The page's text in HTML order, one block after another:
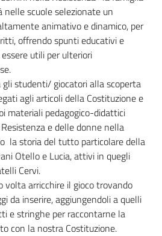
nelle scuole selezionate un
animativo e dinamico, per
offrendo spunti educativi e
utili per ulteriori
gli studenti/ giocatori alla scoperta
agli articoli della Costituzione e
materiali pedagogico-didattici
e delle donne nella
la storia del tutto particolare della
Otello e Lucia, attivi in quegli
Cervi.
volta arricchire il gioco trovando
da inserire, aggiungendoli a quelli
e stringhe per raccontarne la
con la nostra Costituzione.